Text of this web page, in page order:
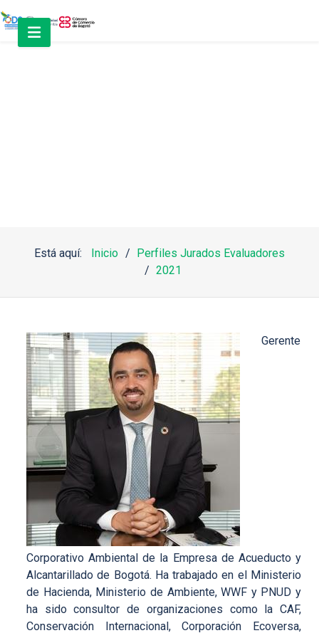
Está aquí: Inicio
Perfiles Jurados Evaluadores
2021
Gerente
Corporativo Ambiental de la Empresa de Acueducto y
Alcantarillado de Bogotá. Ha trabajado en el Ministerio
de Hacienda, Ministerio de Ambiente, WWF y PNUD y
ha sido consultor de organizaciones como la CAF,
Conservación Internacional, Corporación Ecoversa,